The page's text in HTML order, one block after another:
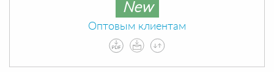
New
Оптовым клиентам